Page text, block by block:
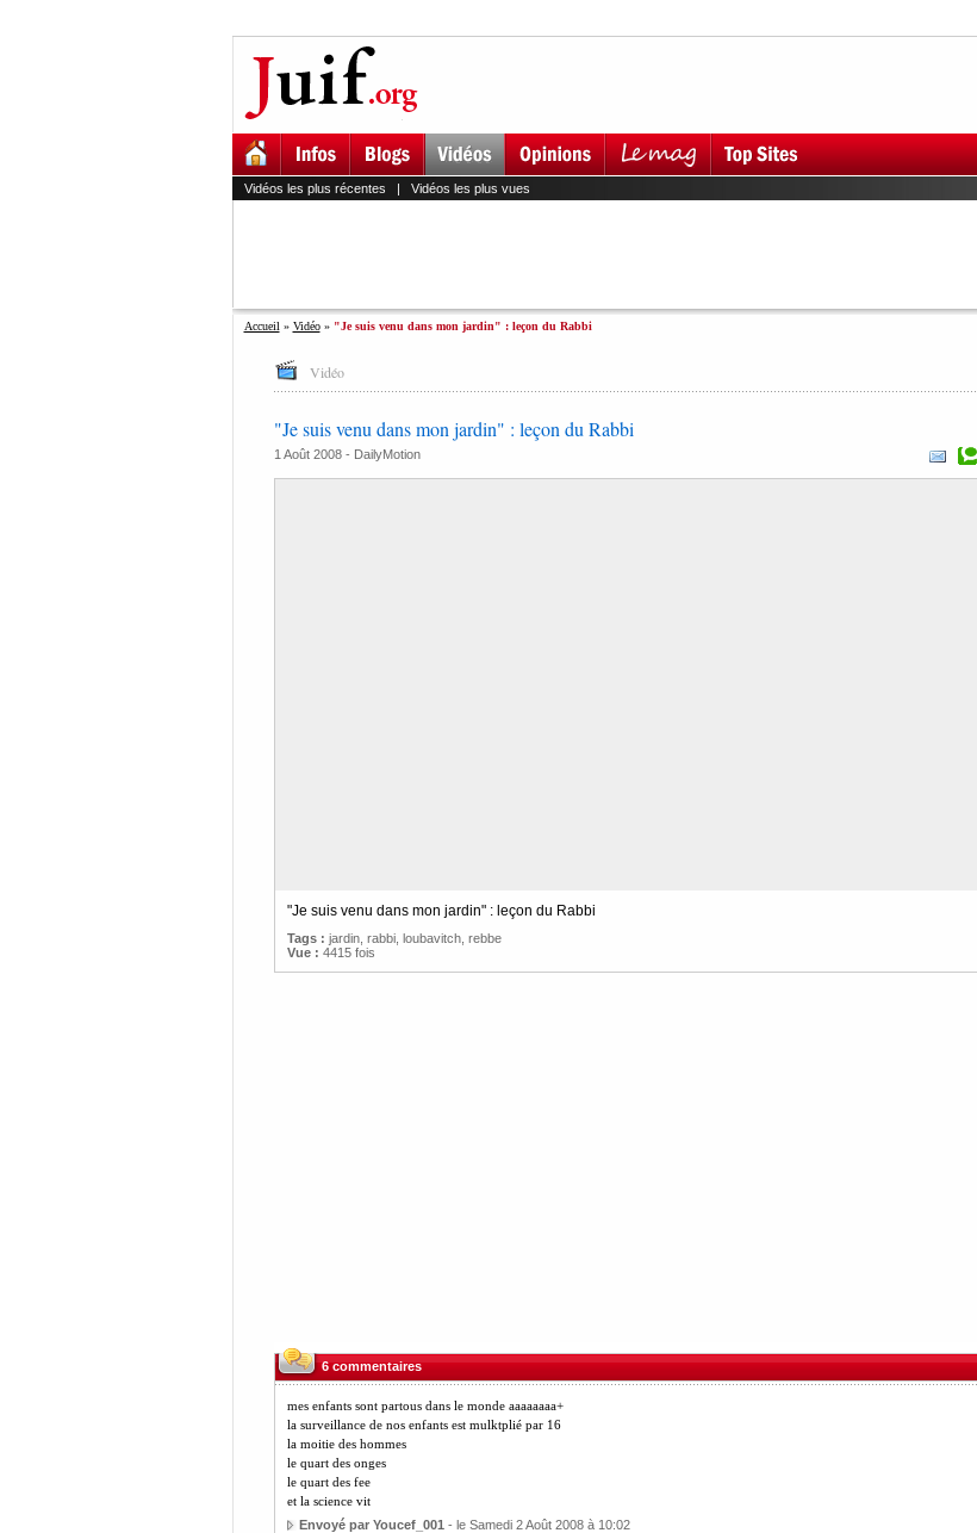
Vidéos les plus récentes | Vidéos les plus vues
Accueil » Vidéo» "Je suis venu dans mon jardin" : leçon du Rabbi
Vidéo
"Je suis venu dans mon jardin" : leçon du Rabbi
1 Août 2008 - DailyMotion
"Je suis venu dans mon jardin" : leçon du Rabbi
Tags : jardin, rabbi, loubavitch, rebbe
Vue : 4415 fois
6 commentaires
mes enfants sont partous dans le monde aaaaaaaa+
la surveillance de nos enfants est mulktplié par 16
la moitie des hommes
le quart des onges
le quart des fee
et la science vit
Envoyé par Youcef_001 - le Samedi 2 Août 2008 à 10:02